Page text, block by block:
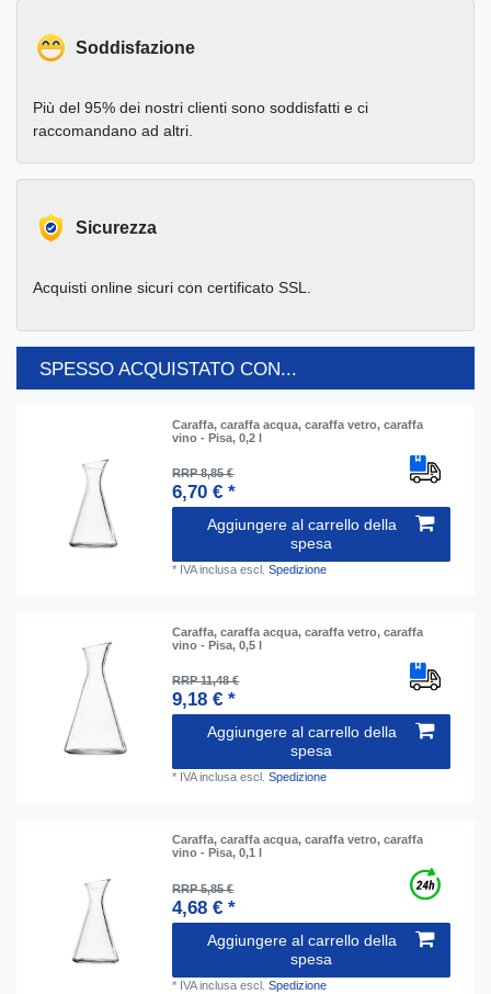
Soddisfazione
Più del 95% dei nostri clienti sono soddisfatti e ci
raccomandano ad altri.
Sicurezza
Acquisti online sicuri con certificato SSL.
SPESSO ACQUISTATO CON...
Caraffa, caraffa acqua, caraffa vetro, caraffa
vino - Pisa, 0,2 l
RRP 8,85 €
6,70 € *
Aggiungere al carrello della
spesa
* IVA inclusa escl.Spedizione
Caraffa, caraffa acqua, caraffa vetro, caraffa
vino - Pisa, 0,5 l
RRP 11,48 €
9,18 € *
Aggiungere al carrello della
spesa
* IVA inclusa escl.Spedizione
Caraffa, caraffa acqua, caraffa vetro, caraffa
vino - Pisa, 0,1 l
RRP 5,85 €
4,68 € *
Aggiungere al carrello della
spesa
* IVA inclusa escl.Spedizione